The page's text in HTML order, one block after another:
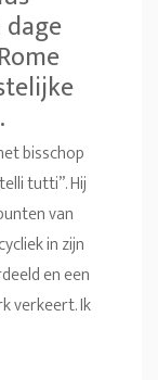
bisschop
tutti”. Hij
van
in zijn
en een
verkeert. Ik